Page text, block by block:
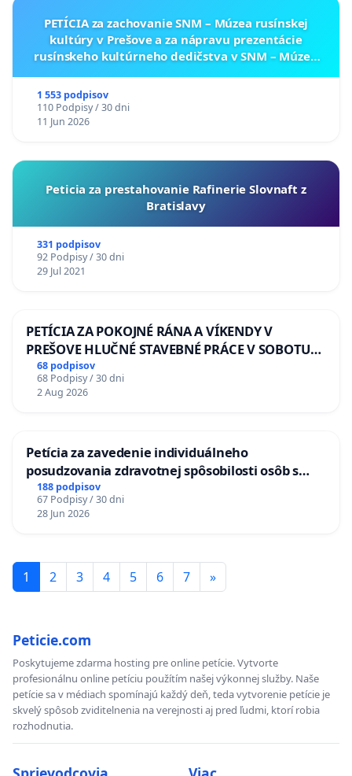
PETÍCIA za zachovanie SNM – Múzea rusínskej
kultúry v Prešove a za nápravu prezentácie
rusínskeho kultúrneho dedičstva v SNM – Múzeu
1 553 podpisov
110 Podpisy / 30 dni
11 Jun 2026
Peticia za prestahovanie Rafinerie Slovnaft z
Bratislavy
331 podpisov
92 Podpisy / 30 dni
29 Jul 2021
PETÍCIA ZA POKOJNÉ RÁNA A VÍKENDY V
PREŠOVE HLUČNÉ STAVEBNÉ PRÁCE V SOBOTU
LEN OD 9.00 DO 13.00 HOD., CEZ PRACOVNÝ
TÝŽDEŇ CIEĽ 8.00 – 18.00 HOD. A PRAVIDELNÁ
KONTROLA STAVBY C-AREA NA
68 podpisov
68 Podpisy / 30 dni
2 Aug 2026
Petícia za zavedenie individuálneho
posudzovania zdravotnej spôsobilosti osôb s
diabetom 1. a 2. typu pri prijímaní do
Policajného zboru SR
188 podpisov
67 Podpisy / 30 dni
28 Jun 2026
1 2 3 4 5 6 7 »
Peticie.com
Poskytujeme zdarma hosting pre online petície. Vytvorte
profesionálnu online petíciu použítím našej výkonnej služby. Naše
petície sa v médiach spomínajú každý deň, teda vytvorenie petície je
skvelý spôsob zviditelnenia na verejnosti aj pred ľudmi, ktorí robia
rozhodnutia.